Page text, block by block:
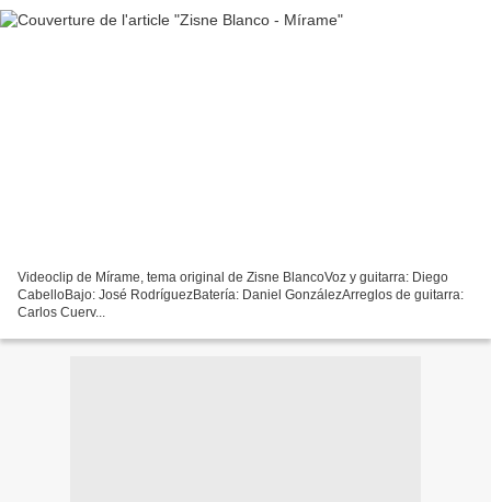
Videoclip de Mírame, tema original de Zisne BlancoVoz y guitarra: Diego
CabelloBajo: José RodríguezBatería: Daniel GonzálezArreglos de guitarra:
Carlos Cuerv...